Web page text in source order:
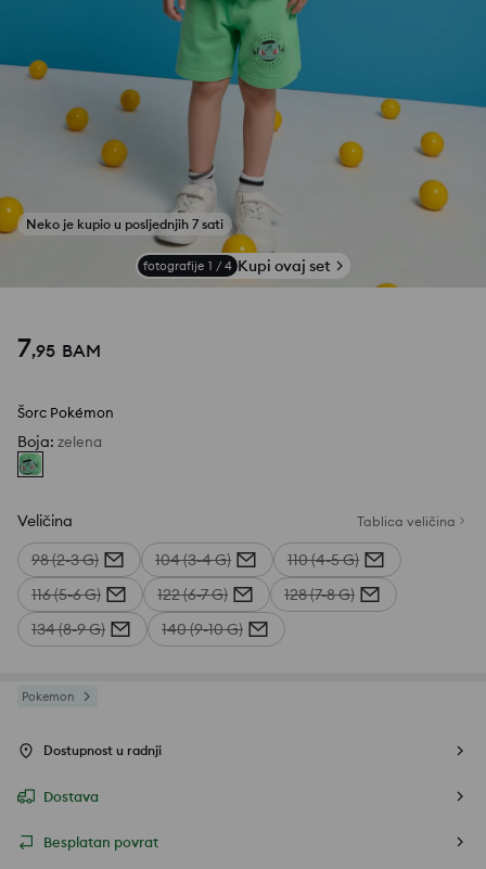
fotografije 1 / 4 Kupi ovaj set
7,95 BAM
Šorc Pokémon
Boja: zelena
Veličina Tablica veličina
98 (2-3 G) 104 (3-4 G)
110 (4-5 G)
116 (5-6 G)
122 (6-7 G)
128 (7-8 G)
134 (8-9 G)
140 (9-10 G)
Pokemon
Dostupnost u radnji
Dostava
Besplatan povrat